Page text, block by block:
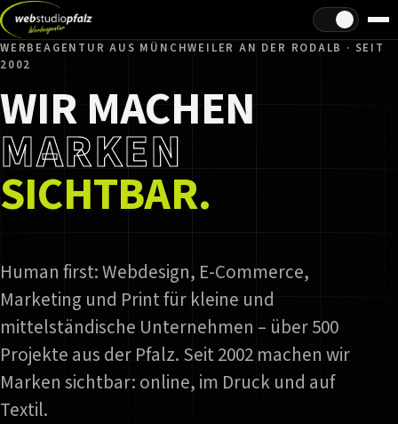
Hell/Dunkel
WERBEAGENTUR AUS MÜNCHWEILER AN DER RODALB · SEIT
2002
WIR MACHEN
MARKEN
SICHTBAR.
Human first: Webdesign, E-Commerce,
Marketing und Print für kleine und
mittelständische Unternehmen – über 500
Projekte aus der Pfalz. Seit 2002 machen wir
Marken sichtbar: online, im Druck und auf
Textil.